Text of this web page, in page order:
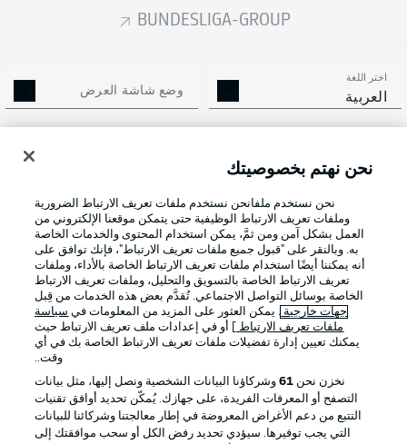
BUNDESLIGA-GROUP
اختر اللغة
العربية وضع شاشة العرض
تسجيل الدخول
Football as it's meant to be
تطبيق الدوري الألماني
نحن نهتم بخصوصيتك
نحن نستخدم ملفانحن نستخدم ملفات تعريف الارتباط الضرورية
وملفات تعريف الارتباط الوظيفية حتى يتمكن موقعنا الإلكتروني من
العمل بشكل آمن ومن ثمَّ، يمكن استخدام المحتوى والخدمات الخاصة
به. وبالنقر على "قبول جميع ملفات تعريف الارتباط"، فإنك توافق على
أنه يمكننا أيضًا استخدام ملفات تعريف الارتباط الخاصة بالأداء، وملفات
تعريف الارتباط الخاصة بالتسويق والتحليل، وملفات تعريف الارتباط
الخاصة بوسائل التواصل الاجتماعي. تُقدَّم بعض هذه الخدمات من قِبل
جهات خارجية . يمكن العثور على المزيد من المعلومات في سياسة
ملفات تعريف الارتباط
] أو في إعدادات ملف تعريف الارتباط حيث
يمكنك تعيين إدارة تفضيلات ملفات تعريف الارتباط الخاصة بك في أي
وقت..
نخزن نحن 61وشركاؤنا البيانات الشخصية ونصل إليها، مثل بيانات
التصفح أو المعرفات الفريدة، على جهازك. يُمكّن تحديد أوافق تقنيات
التتبع من دعم الأغراض المعروضة في إطار معالجتنا وشركائنا للبيانات
التي يجب توفيرها. سيؤدي تحديد رفض الكل أو سحب موافقتك إلى